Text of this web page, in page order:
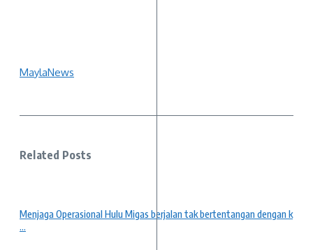
MaylaNews
Related Posts
Menjaga Operasional Hulu Migas berjalan tak bertentangan dengan k
...